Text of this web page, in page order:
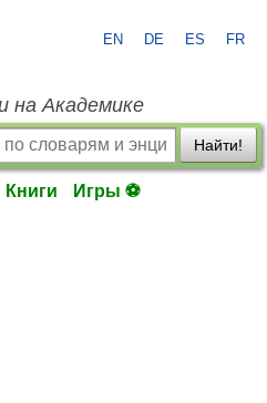
EN DE ES FR
на Академике
Найти!
Книги Игры ⚽